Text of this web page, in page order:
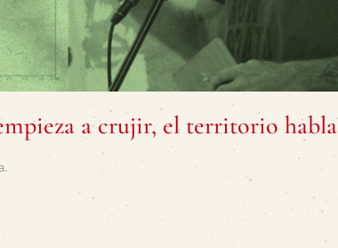
a crujir, el territorio habla
.